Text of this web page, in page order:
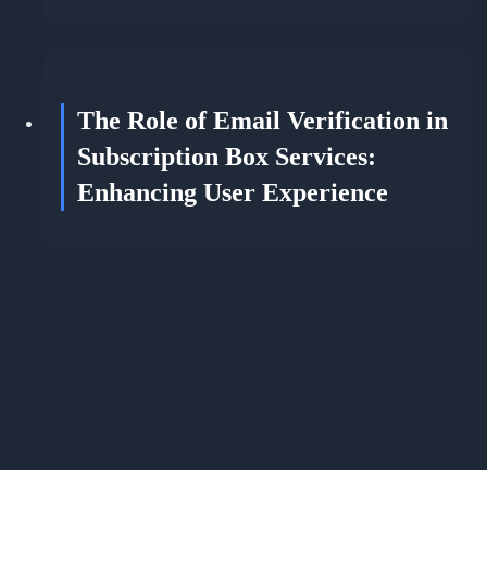
The Role of Email Verification in
Subscription Box Services:
Enhancing User Experience